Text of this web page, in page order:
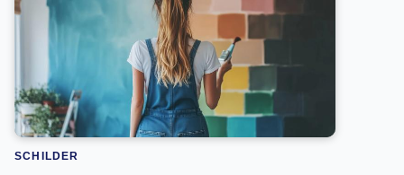
SCHILDER